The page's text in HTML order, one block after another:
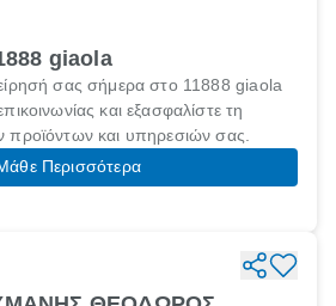
giaola
σας σήμερα στο 11888 giaola
και εξασφαλίστε τη
προϊόντων και υπηρεσιών σας.
Περισσότερα